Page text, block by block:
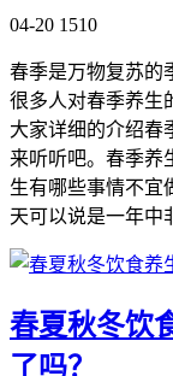
04-20 1510
春季是万物复苏的
很多人对春季养生
大家详细的介绍春
来听听吧。春季养
生有哪些事情不宜
天可以说是一年中
春夏秋冬饮
了吗？